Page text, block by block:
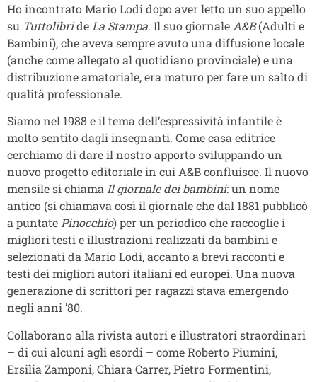
Ho incontrato Mario Lodi dopo aver letto un suo appello
su Tuttolibride La Stampa. Il suo giornale A&B(Adulti e
Bambini), che aveva sempre avuto una diffusione locale
(anche come allegato al quotidiano provinciale) e una
distribuzione amatoriale, era maturo per fare un salto di
qualità professionale.
Siamo nel 1988 e il tema dell’espressività infantile è
molto sentito dagli insegnanti. Come casa editrice
cerchiamo di dare il nostro apporto sviluppando un
nuovo progetto editoriale in cui A&B confluisce. Il nuovo
mensile si chiamaIl giornale dei bambini: un nome
antico (si chiamava così il giornale che dal 1881 pubblicò
a puntatePinocchio) per un periodico che raccoglie i
migliori testi e illustrazioni realizzati da bambini e
selezionati da Mario Lodi, accanto a brevi racconti e
testi dei migliori autori italiani ed europei. Una nuova
generazione di scrittori per ragazzi stava emergendo
negli anni ’80.
Collaborano alla rivista autori e illustratori straordinari
– di cui alcuni agli esordi – come Roberto Piumini,
Ersilia Zamponi, Chiara Carrer, Pietro Formentini,